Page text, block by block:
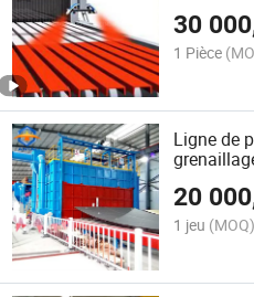
chantiers
30
1 Pièce
Ligne de
20
1 jeu (MOQ)